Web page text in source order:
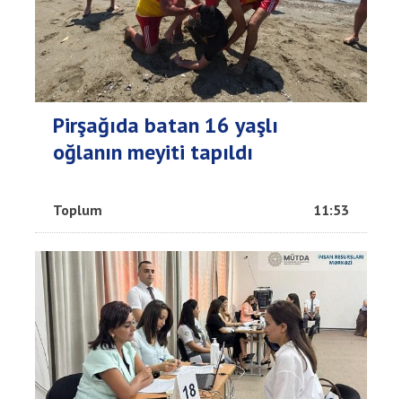
Pirşağıda batan 16 yaşlı
oğlanın meyiti tapıldı
Toplum 11:53